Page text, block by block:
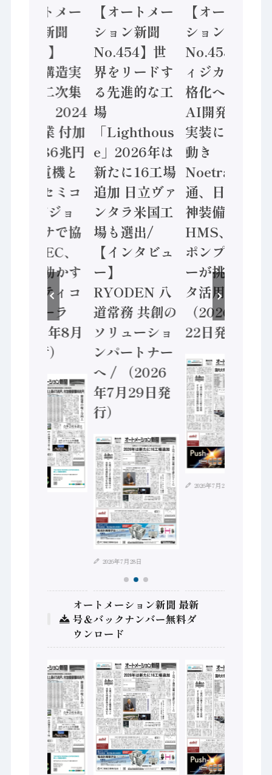
【オートメー
ション新聞
No.455】
「経済構造実
態調査二次集
計結果」2024
年製造業 付加
価値額86兆円
/ 三菱電機と
ソニーセミコ
ン AIビジョ
ンセンサで協
業 / IDEC、
安全に動かす
セーフティコ
ントローラ
（2026年8月
5日発行）
【オートメー
ション新聞
No.454】世
界をリードす
る先進的な工
場
「Lighthous
e」2026年は
新たに16工場
追加 日立ヴァ
ンタラ米国工
場も選出/
【インタビュ
ー】
RYODEN 八
道常務 共創の
ソリューショ
ンパートナー
へ / （2026
年7月29日発
行）
2026年7月28日
【オートメー
ション新聞
No.453】フ
ィジカルAI本
格化へ 国産
AI開発や社会
実装に活発な
動き
Noetra、富士
通、日立 / 兵
神装備 ×
HMS、老舗
ポンプメーカ
ーが挑むデー
タ活用 など
（2026年7月
22日発行）
2026年7月21日
オートメーション新聞 最新
号＆バックナンバー無料ダ
ウンロード